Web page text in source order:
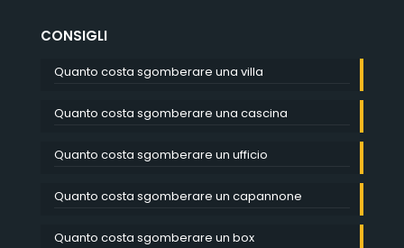
CONSIGLI
Quanto costa sgomberare una villa
Quanto costa sgomberare una cascina
Quanto costa sgomberare un ufficio
Quanto costa sgomberare un capannone
Quanto costa sgomberare un box